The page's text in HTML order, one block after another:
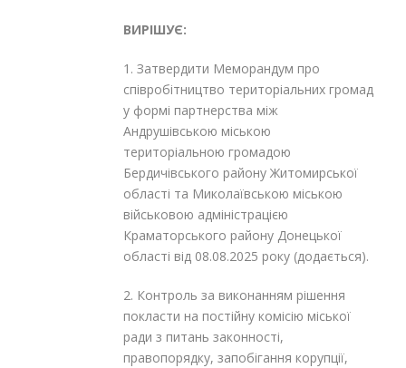
ВИРІШУЄ:
1. Затвердити Меморандум про
співробітництво територіальних громад
у формі партнерства між
Андрушівською міською
територіальною громадою
Бердичівського району Житомирської
області та Миколаївською міською
військовою адміністрацією
Краматорського району Донецької
області від 08.08.2025 року (додається).
2. Контроль за виконанням рішення
покласти на постійну комісію міської
ради з питань законності,
правопорядку, запобігання корупції,